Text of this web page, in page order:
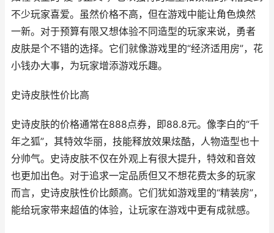
不少玩家喜爱。虽然价格不高，但在游戏中能让角色焕然
一新。对于预算有限又想体验不同造型的玩家来说，勇者
皮肤是个不错的选择。它们就像游戏里的“经济适用房”，花
小钱办大事，为玩家增添游戏乐趣。
史诗皮肤性价比高
史诗皮肤的价格通常在888点券，即88.8元。像李白的“千
年之狐”，其特效华丽，技能释放效果炫酷，人物造型也十
分帅气。史诗皮肤不仅在外观上有很大提升，特效和音效
也更加出色。对于追求一定品质但又不想花费太多的玩家
而言，史诗皮肤性价比颇高。它们犹如游戏里的“精装房”，
能给玩家带来超值的体验，让玩家在游戏中更有成就感。